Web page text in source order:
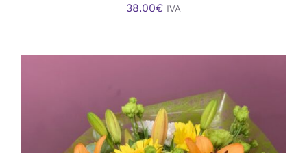
38.00€ IVA